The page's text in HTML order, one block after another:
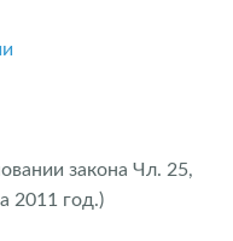
закона Чл. 25,
2011 год.)